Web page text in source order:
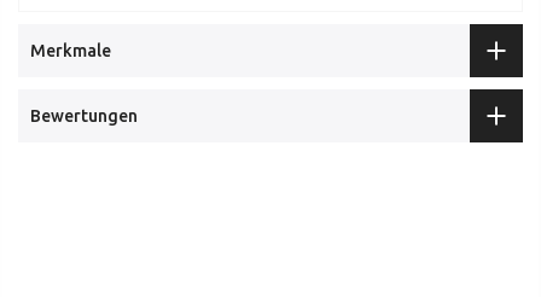
Merkmale
Bewertungen